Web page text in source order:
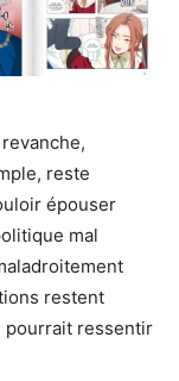
reste
épouser
mal
restent
pourrait ressentir